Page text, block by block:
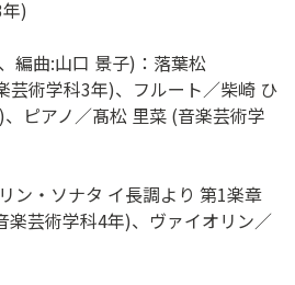
)
編曲:山口 景子)：落葉松
芸術学科3年)、フルート／柴崎 ひ
ピアノ／髙松 里菜 (音楽芸術学
ン・ソナタ イ長調より 第1楽章
楽芸術学科4年)、ヴァイオリン／